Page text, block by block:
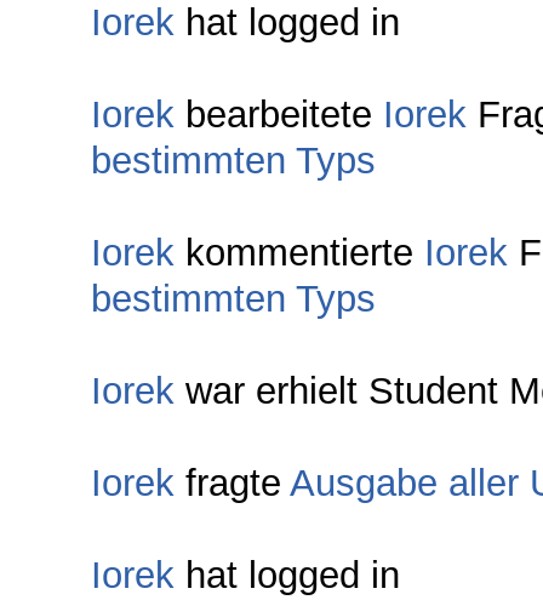
Iorek hat logged in
Iorek bearbeitete Iorek
bestimmten Typs
Iorek kommentierte Iorek
bestimmten Typs
Iorek war erhielt Student
Iorek fragte Ausgabe aller
Iorek hat logged in